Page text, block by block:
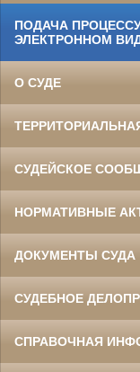
ПОДАЧА
ЭЛЕКТРОННОМ
О СУДЕ
СУДЕЙСКОЕ
НОРМАТИВНЫЕ
ДОКУМЕНТЫ СУДА
СУДЕБНОЕ
СПРАВОЧНАЯ